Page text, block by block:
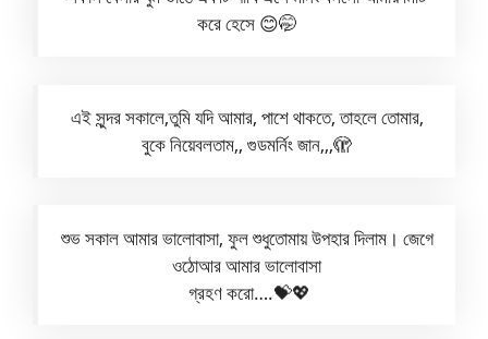
করে হেসে 😊🤭
এই সুন্দর সকালে,তুমি যদি আমার, পাশে থাকতে, তাহলে তোমার,
বুকে নিয়েবলতাম,, গুডমর্নিং জান,,,🫣
শুভ সকাল আমার ভালোবাসা, ফুল শুধুতোমায় উপহার দিলাম। জেগে
ওঠোআর আমার ভালোবাসা
গ্রহণ করো….💝💖